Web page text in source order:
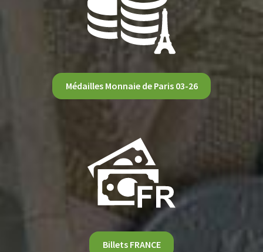
Médailles Monnaie de Paris 03-26
Billets FRANCE